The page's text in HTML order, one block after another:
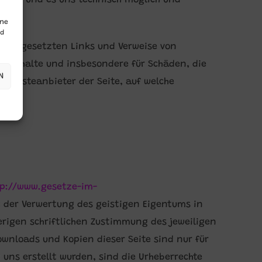
“ gesetzten Links und Verweise von
Inhalte und insbesondere für Schäden, die
der Seite, auf welche
www.gesetze-im-
Verwertung des geistigen Eigentums in
schriftlichen Zustimmung des jeweiligen
und Kopien dieser Seite sind nur für
erstellt wurden, sind die Urheberrechte